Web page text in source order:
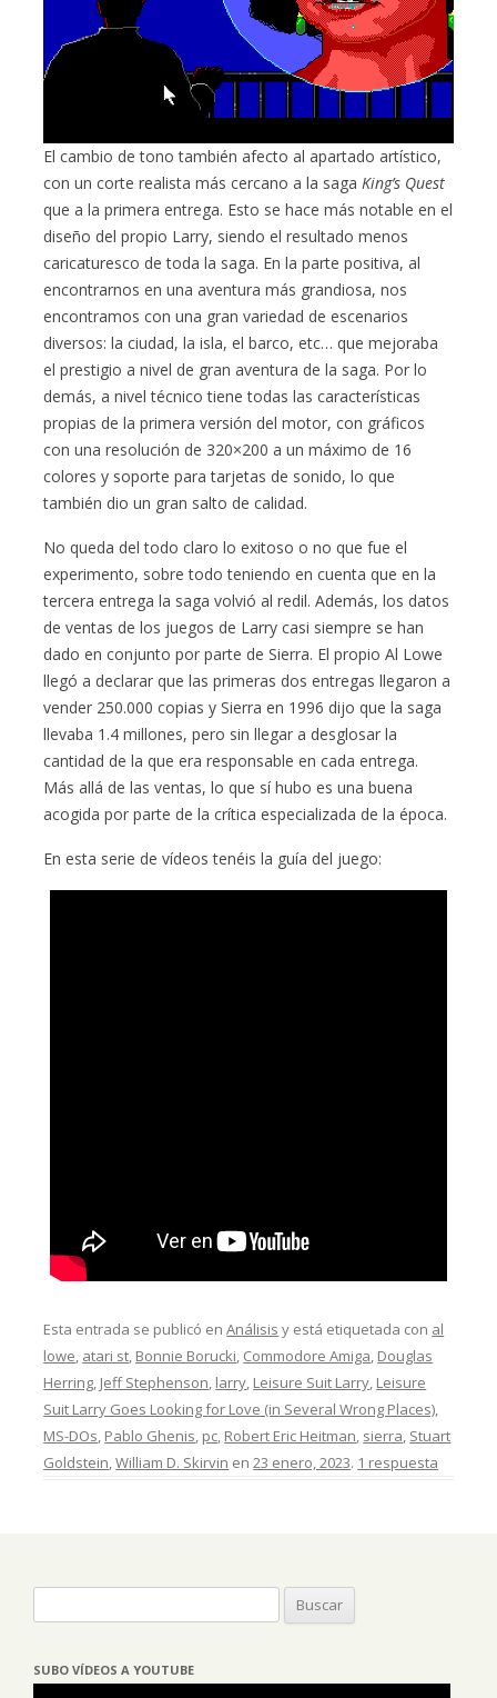
El cambio de tono también afecto al apartado artístico,
con un corte realista más cercano a la saga King’s Quest
que a la primera entrega. Esto se hace más notable en el
diseño del propio Larry, siendo el resultado menos
caricaturesco de toda la saga. En la parte positiva, al
encontrarnos en una aventura más grandiosa, nos
encontramos con una gran variedad de escenarios
diversos: la ciudad, la isla, el barco, etc… que mejoraba
el prestigio a nivel de gran aventura de la saga. Por lo
demás, a nivel técnico tiene todas las características
propias de la primera versión del motor, con gráficos
con una resolución de 320×200 a un máximo de 16
colores y soporte para tarjetas de sonido, lo que
también dio un gran salto de calidad.
No queda del todo claro lo exitoso o no que fue el
experimento, sobre todo teniendo en cuenta que en la
tercera entrega la saga volvió al redil. Además, los datos
de ventas de los juegos de Larry casi siempre se han
dado en conjunto por parte de Sierra. El propio Al Lowe
llegó a declarar que las primeras dos entregas llegaron a
vender 250.000 copias y Sierra en 1996 dijo que la saga
llevaba 1.4 millones, pero sin llegar a desglosar la
cantidad de la que era responsable en cada entrega.
Más allá de las ventas, lo que sí hubo es una buena
acogida por parte de la crítica especializada de la época.
En esta serie de vídeos tenéis la guía del juego:
Esta entrada se publicó enAnálisis y está etiquetada con al
lowe, atari st, Bonnie Borucki, Commodore Amiga, Douglas
Herring, Jeff Stephenson, larry, Leisure Suit Larry, Leisure
Suit Larry Goes Looking for Love (in Several Wrong Places),
MS-DOs, Pablo Ghenis, pc, Robert Eric Heitman, sierra, Stuart
Goldstein,William D. Skirvin en23 enero, 2023. 1 respuesta
SUBO VÍDEOS A YOUTUBE